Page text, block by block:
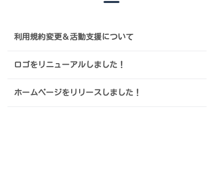
利用規約変更＆活動支援について
ロゴをリニューアルしました！
ホームページをリリースしました！